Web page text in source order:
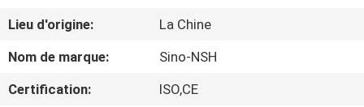
SUJET
DE
NOUS
Lieu d'origine:
La Chine
Nom de marque:
Sino-NSH
Certification:
ISO,CE